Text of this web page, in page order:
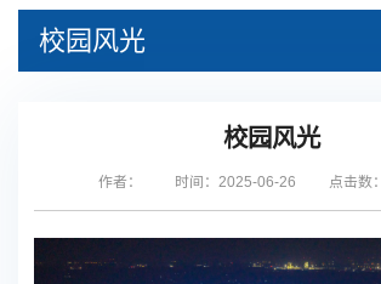
校园风光
校园风光
作者： 时间：2025-06-26 点击数：